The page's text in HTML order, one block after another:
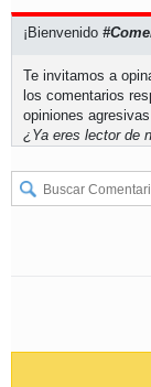
¡Bienvenido
Te invitamos a
los comentarios
opiniones
¿Ya eres lector de